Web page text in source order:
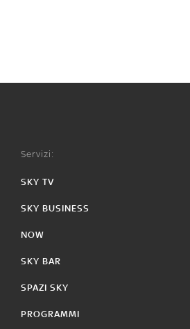
Servizi:
SKY TV
SKY BUSINESS
NOW
SKY BAR
SPAZI SKY
PROGRAMMI